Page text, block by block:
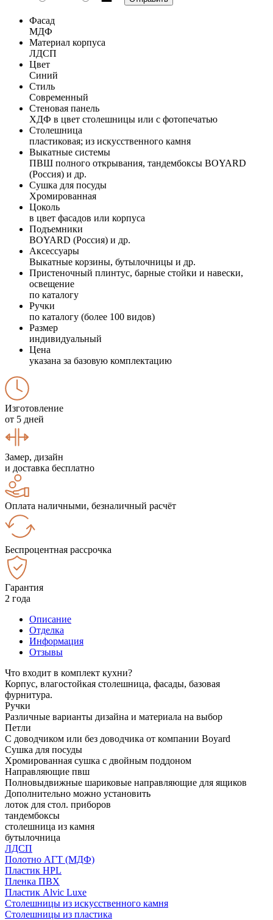
Фасад
МДФ
Материал корпуса
ЛДСП
Цвет
Синий
Стиль
Современный
Стеновая панель
ХДФ в цвет столешницы или с фотопечатью
Столешница
пластиковая; из искусственного камня
Выкатные системы
ПВШ полного открывания, тандембоксы BOYARD
(Россия) и др.
Сушка для посуды
Хромированная
Цоколь
в цвет фасадов или корпуса
Подъемники
BOYARD (Россия) и др.
Аксессуары
Выкатные корзины, бутылочницы и др.
Пристеночный плинтус, барные стойки и навески,
освещение
по каталогу
Ручки
по каталогу (более 100 видов)
Размер
индивидуальный
Цена
указана за базовую комплектацию
Изготовление
от 5 дней
Замер, дизайн
и доставка бесплатно
Оплата наличными, безналичный расчёт
Беспроцентная рассрочка
Гарантия
2 года
Описание
Отделка
Информация
Отзывы
Что входит в комплект кухни?
Корпус, влагостойкая столешница, фасады, базовая
фурнитура.
Ручки
Различные варианты дизайна и материала на выбор
Петли
С доводчиком или без доводчика от компании Boyard
Сушка для посуды
Хромированная сушка с двойным поддоном
Направляющие пвш
Полновыдвижные шариковые направляющие для ящиков
Дополнительно можно установить
лоток для стол. приборов
тандембоксы
столешница из камня
бутылочница
ЛДСП
Полотно АГТ (МДФ)
Пластик HPL
Пленка ПВХ
Пластик Alvic Luxe
Столешницы из искусственного камня
Столешницы из пластика